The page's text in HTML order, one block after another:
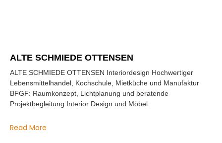
ALTE SCHMIEDE OTTENSEN
ALTE SCHMIEDE OTTENSEN Interiordesign Hochwertiger
Lebensmittelhandel, Kochschule, Mietküche und Manufaktur
BFGF: Raumkonzept, Lichtplanung und beratende
Projektbegleitung Interior Design und Möbel:
Read More